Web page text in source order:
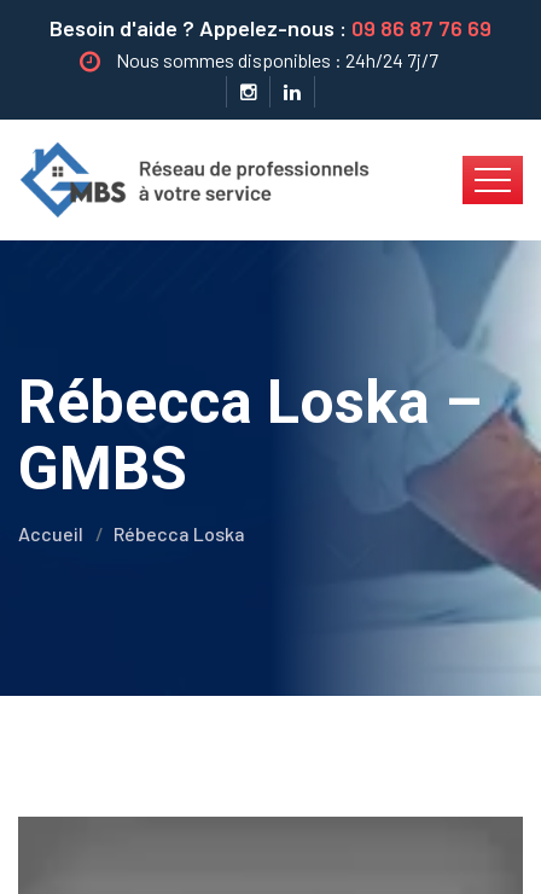
Besoin d'aide ? Appelez-nous : 09 86 87 76 69
Nous sommes disponibles : 24h/24 7j/7
Rébecca Loska –
GMBS
Accueil Rébecca Loska